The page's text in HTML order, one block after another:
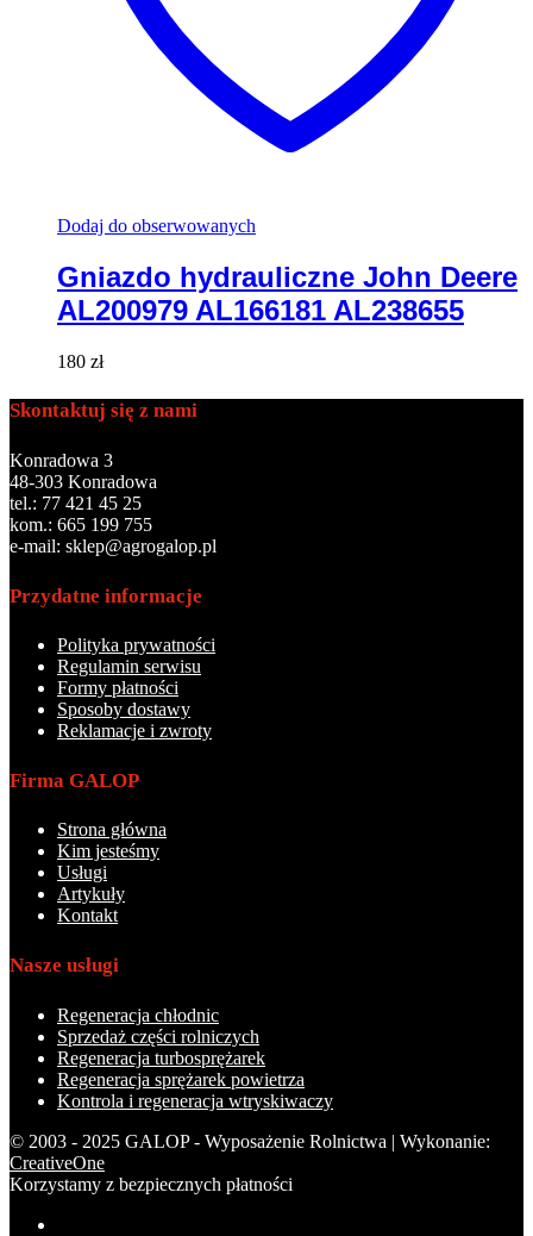
Dodaj do obserwowanych
Gniazdo hydrauliczne John Deere
AL200979 AL166181 AL238655
180 zł
Skontaktuj się z nami
Konradowa 3
48-303 Konradowa
tel.: 77 421 45 25
kom.: 665 199 755
e-mail: sklep@agrogalop.pl
Przydatne informacje
Polityka prywatności
Regulamin serwisu
Formy płatności
Sposoby dostawy
Reklamacje i zwroty
Firma GALOP
Strona główna
Kim jesteśmy
Usługi
Artykuły
Kontakt
Nasze usługi
Regeneracja chłodnic
Sprzedaż części rolniczych
Regeneracja turbosprężarek
Regeneracja sprężarek powietrza
Kontrola i regeneracja wtryskiwaczy
© 2003 - 2025 GALOP - Wyposażenie Rolnictwa | Wykonanie:
CreativeOne
Korzystamy z bezpiecznych płatności